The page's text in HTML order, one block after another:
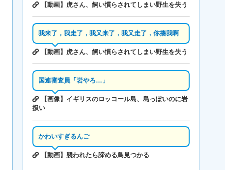
【動画】虎さん、飼い慣らされてしまい野生を失う
我来了，我走了，我又来了，我又走了，你揍我啊
【動画】虎さん、飼い慣らされてしまい野生を失う
国連審査員「岩やろ…」
【画像】イギリスのロッコール島、島っぽいのに岩
扱い
かわいすぎるんご
【動画】襲われたら諦める鳥見つかる